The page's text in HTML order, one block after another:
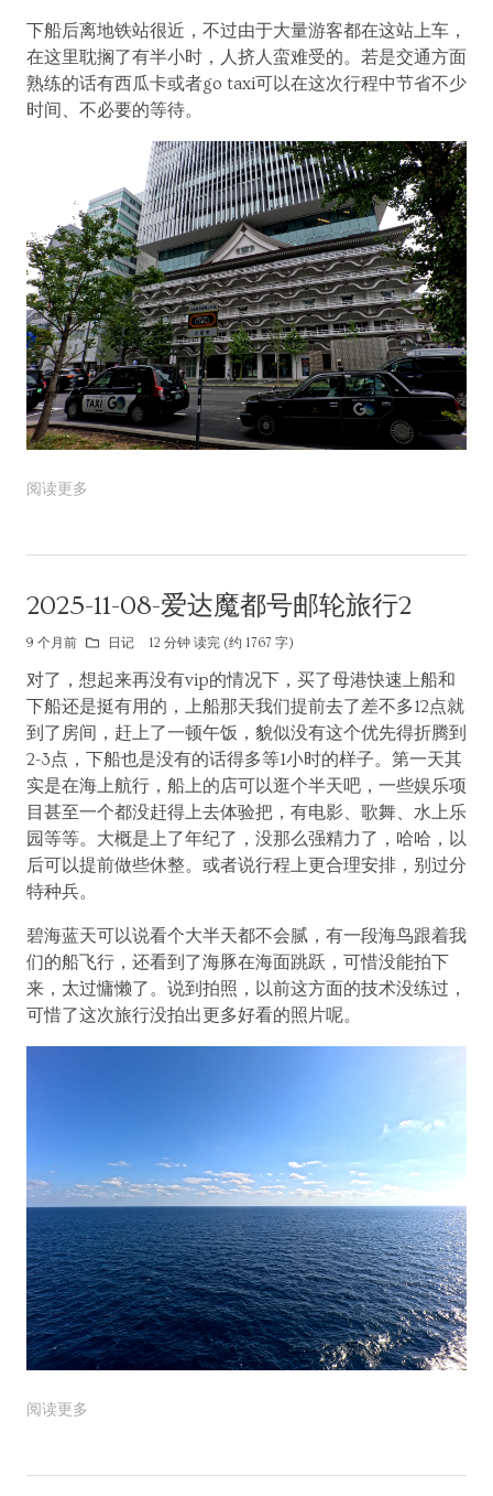
下船后离地铁站很近，不过由于大量游客都在这站上车，
在这里耽搁了有半小时，人挤人蛮难受的。若是交通方面
熟练的话有西瓜卡或者go taxi可以在这次行程中节省不少
时间、不必要的等待。
阅读更多
2025-11-08-爱达魔都号邮轮旅行2
9 个月前 日记 12 分钟 读完 (约 1767 字)
对了，想起来再没有vip的情况下，买了母港快速上船和
下船还是挺有用的，上船那天我们提前去了差不多12点就
到了房间，赶上了一顿午饭，貌似没有这个优先得折腾到
2-3点，下船也是没有的话得多等1小时的样子。第一天其
实是在海上航行，船上的店可以逛个半天吧，一些娱乐项
目甚至一个都没赶得上去体验把，有电影、歌舞、水上乐
园等等。大概是上了年纪了，没那么强精力了，哈哈，以
后可以提前做些休整。或者说行程上更合理安排，别过分
特种兵。
碧海蓝天可以说看个大半天都不会腻，有一段海鸟跟着我
们的船飞行，还看到了海豚在海面跳跃，可惜没能拍下
来，太过慵懒了。说到拍照，以前这方面的技术没练过，
可惜了这次旅行没拍出更多好看的照片呢。
阅读更多